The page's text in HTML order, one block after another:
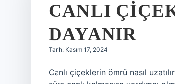
CANLI
DAYANIR
Tarih: Kasım 17, 2024
Canlı çiçeklerin ömrü nasıl